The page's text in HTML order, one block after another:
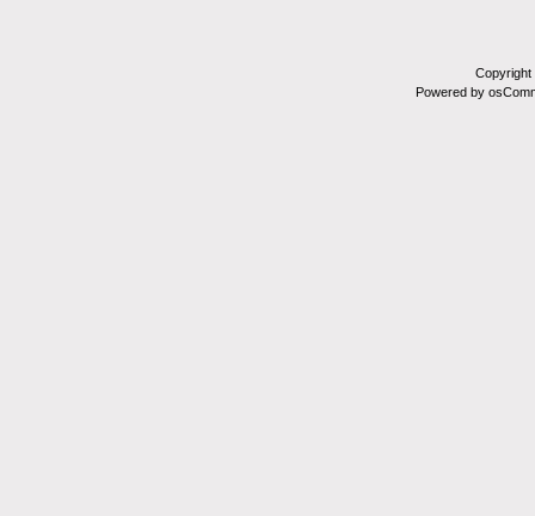
Powered by